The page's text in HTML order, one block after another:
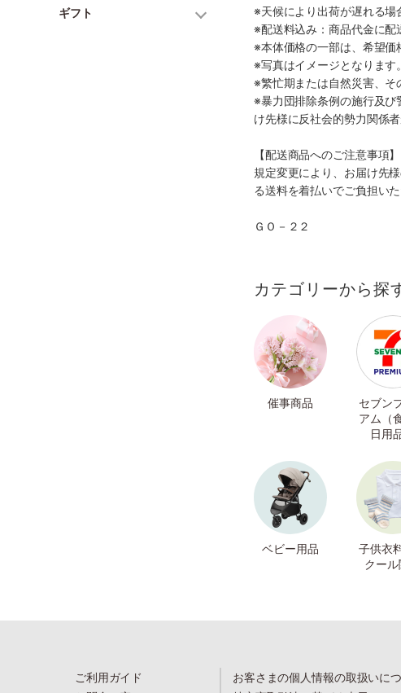
ギフト
※天候により出荷が遅れる場
※配送料込み：商品代金に配
※本体価格の一部は、希望価
※写真はイメージとなります。
※繁忙期または自然災害、そ
※暴力団排除条例の施行及び
け先様に反社会的勢力関係
【配送商品へのご注意事項】
規定変更により、お届け先
る送料を着払いでご負担い
ＧＯ－２２
カテゴリーから探
催事商品
セブン
アム（
日用
ベビー用品
子供衣
クール
ご利用ガイド
お客さまの個人情報の取扱いに